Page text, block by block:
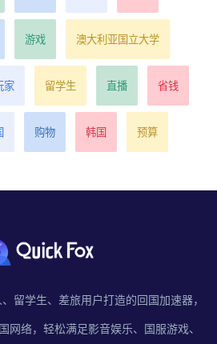
游戏 澳大利亚国立大学
家 留学生 直播 省钱
购物 韩国 预算
留学生、差旅用户打造的回国加速器，
网络，轻松满足影音娱乐、国服游戏、